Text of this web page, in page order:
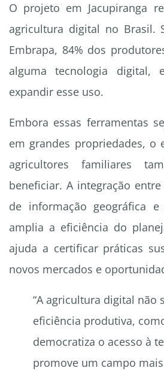
O projeto em Jacupiranga
agricultura digital no Brasil.
Embrapa, 84% dos
alguma tecnologia digital,
expandir esse uso.
Embora essas ferramentas
em grandes propriedades, o
agricultores familiares
beneficiar. A integração
de informação geográfica
amplia a eficiência do
ajuda a certificar práticas
novos mercados e
“A agricultura digital não
eficiência produtiva,
democratiza o acesso à
promove um campo